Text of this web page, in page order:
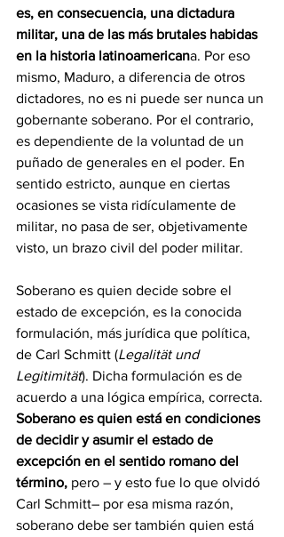
es, en consecuencia, una dictadura
militar, una de las más brutales habidas
en la historia latinoamericana. Por eso
mismo, Maduro, a diferencia de otros
dictadores, no es ni puede ser nunca un
gobernante soberano. Por el contrario,
es dependiente de la voluntad de un
puñado de generales en el poder. En
sentido estricto, aunque en ciertas
ocasiones se vista ridículamente de
militar, no pasa de ser, objetivamente
visto, un brazo civil del poder militar.
Soberano es quien decide sobre el
estado de excepción, es la conocida
formulación, más jurídica que política,
de Carl Schmitt (Legalität und
Legitimität). Dicha formulación es de
acuerdo a una lógica empírica, correcta.
Soberano es quien está en condiciones
de decidir y asumir el estado de
excepción en el sentido romano del
término, pero – y esto fue lo que olvidó
Carl Schmitt– por esa misma razón,
soberano debe ser también quien está